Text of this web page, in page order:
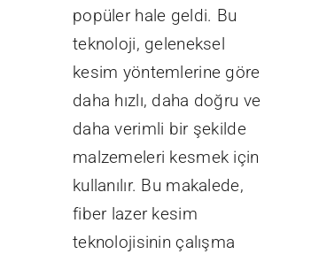
popüler hale geldi. Bu
teknoloji, geleneksel
kesim yöntemlerine göre
daha hızlı, daha doğru ve
daha verimli bir şekilde
malzemeleri kesmek için
kullanılır. Bu makalede,
fiber lazer kesim
teknolojisinin çalışma